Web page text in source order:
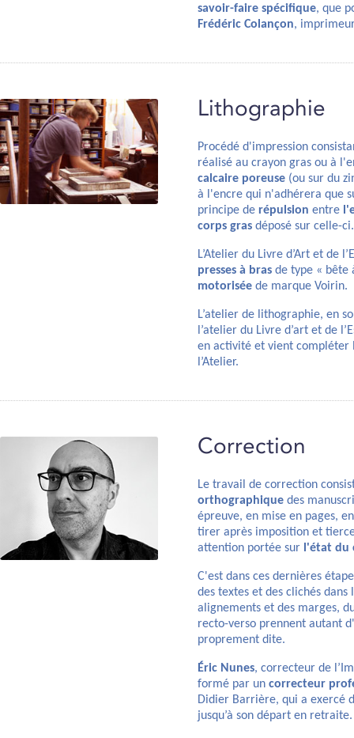
savoir-faire spécifique, que
Frédéric Colançon,
Lithographie
Procédé d'impression
réalisé au crayon gras ou à
calcaire poreuse (ou sur du
à l'encre qui n'adhérera que
principe de répulsion entre
corps gras déposé sur celle-ci.
L’Atelier du Livre d’Art et de
presses à bras de type « bête
motorisée de marque Voirin.
L’atelier de lithographie, en
l’atelier du Livre d’art et de
en activité et vient compléter
l’Atelier.
Correction
Le travail de correction
orthographique des
épreuve, en mise en pages,
tirer après imposition et
attention portée sur l'état du
C'est dans ces dernières
des textes et des clichés
alignements et des marges,
recto-verso prennent autant
proprement dite.
Éric Nunes, correcteur de
formé par un correcteur
Didier Barrière, qui a exercé
jusqu’à son départ en retraite.